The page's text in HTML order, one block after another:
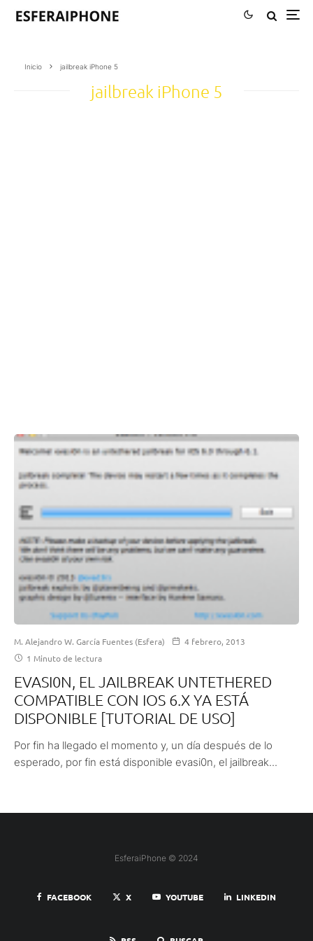
Inicio jailbreak iPhone 5
jailbreak iPhone 5
M. Alejandro W. García Fuentes (Esfera)
4 febrero, 2013
1 Minuto de lectura
EVASI0N, EL JAILBREAK UNTETHERED
COMPATIBLE CON IOS 6.X YA ESTÁ
DISPONIBLE [TUTORIAL DE USO]
Por fin ha llegado el momento y, un día después de lo
esperado, por fin está disponible evasi0n, el jailbreak...
EsferaiPhone © 2024
FACEBOOK X YOUTUBE LINKEDIN